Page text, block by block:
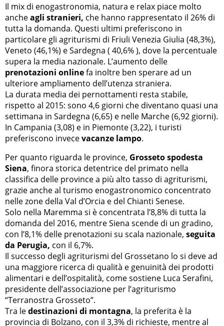
Il mix di enogastronomia, natura e relax piace molto
ancheagli stranieri, che hanno rappresentato il 26% di
tutta la domanda. Questi ultimi preferiscono in
particolare gli agriturismi di Friuli Venezia Giulia (48,3%),
Veneto (46,1%) e Sardegna ( 40,6% ), dove la percentuale
supera la media nazionale. L’aumento delle
prenotazioni onlinefa inoltre ben sperare ad un
ulteriore ampliamento dell’utenza straniera.
La durata media dei pernottamenti resta stabile,
rispetto al 2015: sono 4,6 giorni che diventano quasi una
settimana in Sardegna (6,65) e nelle Marche (6,92 giorni).
In Campania (3,08) e in Piemonte (3,22), i turisti
preferiscono invecevacanze lampo.
Per quanto riguarda le province, Grosseto spodesta
Siena, finora storica detentrice del primato nella
classifica delle province a più alto tasso di agriturismi,
grazie anche al turismo enogastronomico concentrato
nelle zone della Val d’Orcia e del Chianti Senese.
Solo nella Maremma si è concentrata l’8,8% di tutta la
domanda del 2016, mentre Siena scende di un gradino,
con l’8,1% delle prenotazioni su scala nazionale, seguita
da Perugia, con il 6,7%.
Il successo degli agriturismi del Grossetano lo si deve ad
una maggiore ricerca di qualità e genuinità dei prodotti
alimentari e dell’ospitalità, come sostiene Luca Serafini,
presidente dell’associazione per l’agriturismo
“Terranostra Grosseto”.
Tra ledestinazioni di montagna, la preferita è la
provincia di Bolzano, con il 3,3% di richieste, mentre al